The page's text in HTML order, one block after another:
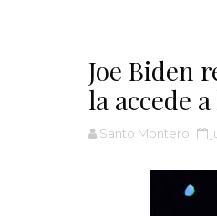
Joe Biden
la accede
Santo Montero